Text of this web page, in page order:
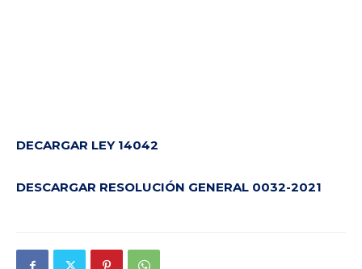
DECARGAR LEY 14042
DESCARGAR RESOLUCIÓN GENERAL 0032-2021